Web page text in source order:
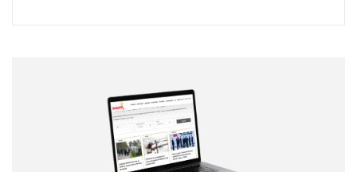
Correo electrónico